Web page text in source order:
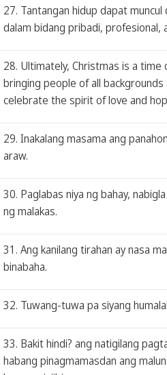
27. Tantangan hidup dapat
dalam bidang pribadi, profesional,
28. Ultimately, Christmas is a
bringing people of all
celebrate the spirit of love and
29. Inakalang masama ang
araw.
30. Paglabas niya ng bahay,
ng malakas.
31. Ang kanilang tirahan ay nasa
binabaha.
32. Tuwang-tuwa pa siyang
33. Bakit hindi? ang natigilang
habang pinagmamasdan ang